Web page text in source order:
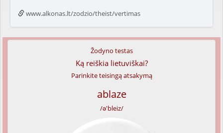
www.alkonas.lt/zodzio/theist/vertimas
Žodyno testas
Ką reiškia lietuviškai?
Parinkite teisingą atsakymą
ablaze
/ə'bleiz/